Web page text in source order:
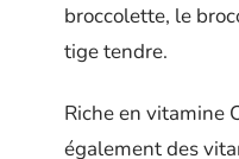
broccolette, le
tige tendre.
Riche en vitamine
également des